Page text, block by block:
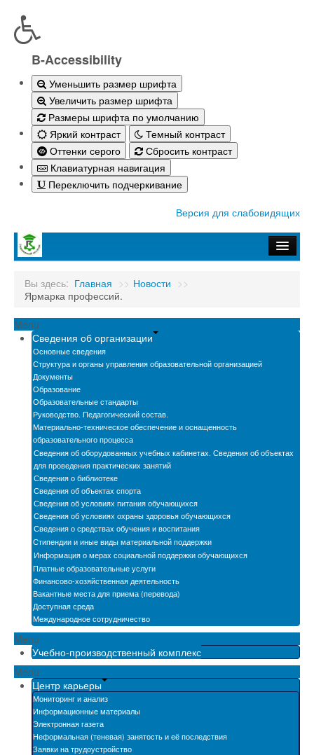
B-Accessibility
Уменьшить размер шрифта
Увеличить размер шрифта
Размеры шрифта по умолчанию
Яркий контраст
Темный контраст
Оттенки серого
Сбросить контраст
Клавиатурная навигация
Переключить подчеркивание
Версия для слабовидящих
Абитуриенту-2026
Студенту
Новости
Бассейн
Автошкола
Мастерские
Обратная связь
БПОО
Карта сайта
Электронная информационно-образовательная
среда
Снижение бюрократической нагрузки на
педагогических работников
Вы здесь: Главная >> Новости >>
Ярмарка профессий.
Menu
Сведения об организации
Основные сведения
Структура и органы управления образовательной организацией
Документы
Образование
Образовательные стандарты
Руководство. Педагогический состав.
Материально-техническое обеспечение и оснащенность
образовательного процесса
Сведения об оборудованных учебных кабинетах. Сведения об объектах
для проведения практических занятий
Сведения о библиотеке
Сведения об объектах спорта
Сведения об условиях питания обучающихся
Сведения об условиях охраны здоровья обучающихся
Сведения о средствах обучения и воспитания
Стипендии и иные виды материальной поддержки
Информация о мерах социальной поддержки обучающихся
Платные образовательные услуги
Финансово-хозяйственная деятельность
Вакантные места для приема (перевода)
Доступная среда
Международное сотрудничество
Menu
Учебно-производственный комплекс
Menu
Центр карьеры
Мониторинг и анализ
Информационные материалы
Электронная газета
Неформальная (теневая) занятость и её последствия
Заявки на трудоустройство